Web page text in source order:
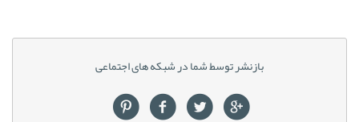
بازنشر توسط شما در شبکه های اجتماعی